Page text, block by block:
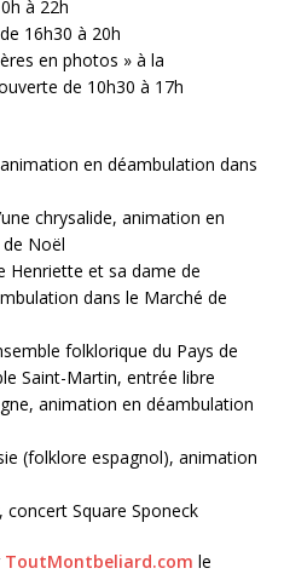
à 22h
16h30 à 20h
en photos » à la
de 10h30 à 17h
en déambulation dans
chrysalide, animation en
Noël
Henriette et sa dame de
dans le Marché de
folklorique du Pays de
Saint-Martin, entrée libre
animation en déambulation
(folklore espagnol), animation
concert Square Sponeck
ToutMontbeliard.com le